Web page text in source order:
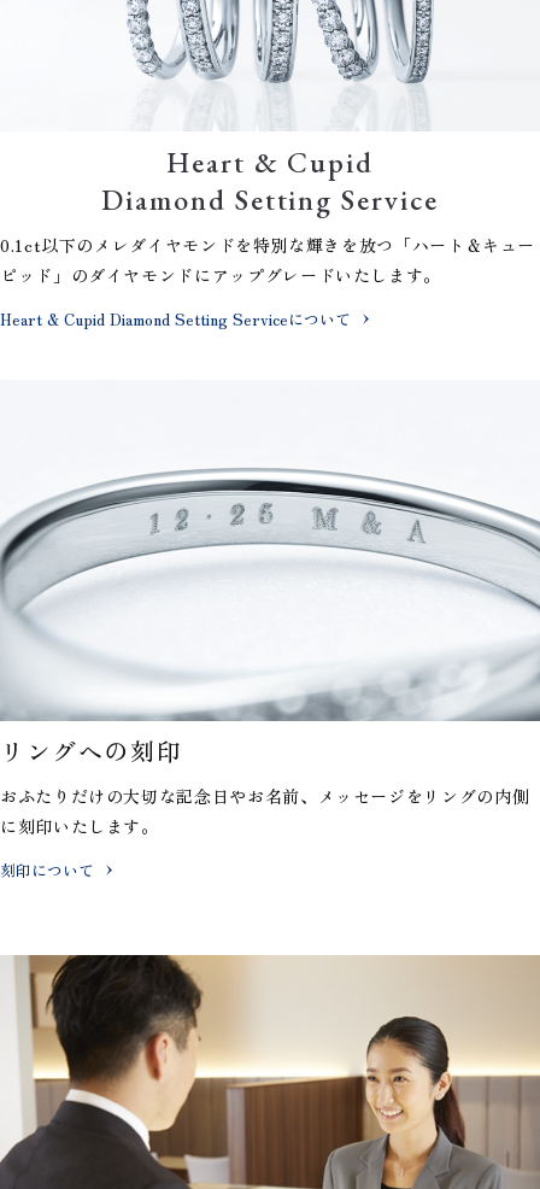
Heart & Cupid
Diamond Setting Service
0.1ct以下のメレダイヤモンドを特別な輝きを放つ「ハート＆キュー
ピッド」のダイヤモンドにアップグレードいたします。
Heart & Cupid Diamond Setting Serviceについて
リングへの刻印
おふたりだけの大切な記念日やお名前、メッセージを リングの内側
に刻印いたします。
刻印について